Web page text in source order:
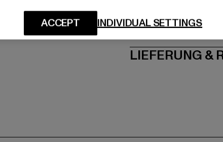
LIEFERUNG &
INDIVIDUAL SETTINGS
ACCEPT